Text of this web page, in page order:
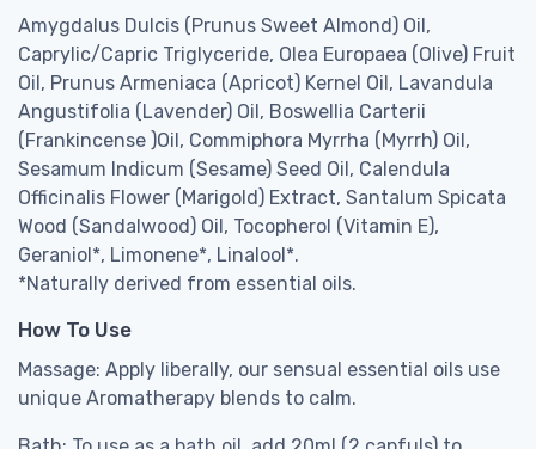
Amygdalus Dulcis (Prunus Sweet Almond) Oil,
Caprylic/Capric Triglyceride, Olea Europaea (Olive) Fruit
Oil, Prunus Armeniaca (Apricot) Kernel Oil, Lavandula
Angustifolia (Lavender) Oil, Boswellia Carterii
(Frankincense )Oil, Commiphora Myrrha (Myrrh) Oil,
Sesamum Indicum (Sesame) Seed Oil, Calendula
Officinalis Flower (Marigold) Extract, Santalum Spicata
Wood (Sandalwood) Oil, Tocopherol (Vitamin E),
Geraniol*, Limonene*, Linalool*.
*Naturally derived from essential oils.
How To Use
Massage: Apply liberally, our sensual essential oils use
unique Aromatherapy blends to calm.